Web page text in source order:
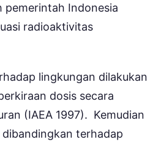
pemerintah Indonesia
radioaktivitas
lingkungan dilakukan
dosis secara
(IAEA 1997). Kemudian
terhadap